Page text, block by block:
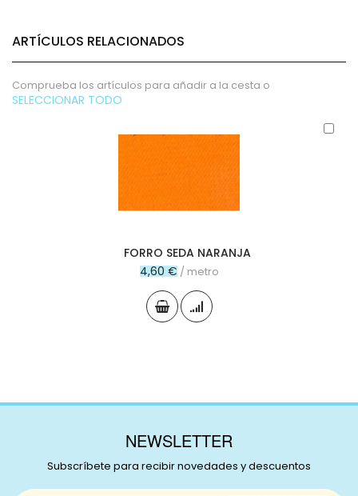
ARTÍCULOS RELACIONADOS
Comprueba los artículos para añadir a la cesta o
SELECCIONAR TODO
FORRO SEDA NARANJA
4,60 € / metro
NEWSLETTER
Subscríbete para recibir novedades y descuentos